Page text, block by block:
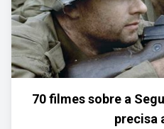
70 filmes sobre a
precisa